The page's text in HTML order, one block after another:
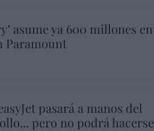
asume ya 600 millones en
Paramount
pasará a manos del
pero no podrá hacerse